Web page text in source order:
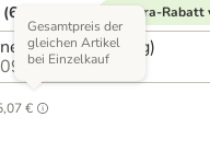
Varianten) % Extra-
Hunde (5-10 kg)
€
Gesamtpreis der
gleichen Artikel
bei Einzelkauf